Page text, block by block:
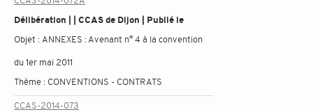
Délibération | | CCAS de Dijon | Publié le
Objet : ANNEXES : Avenant n° 4 à la convention
du 1er mai 2011
Thème : CONVENTIONS - CONTRATS
CCAS-2014-073